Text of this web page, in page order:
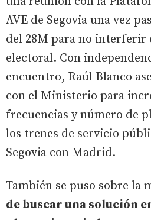
AVE de Segovia una vez
del 28M para no interferir
electoral. Con
encuentro, Raúl Blanco
con el Ministerio para
frecuencias y número de
los trenes de servicio
Segovia con Madrid.
También se puso sobre la
de buscar una solución